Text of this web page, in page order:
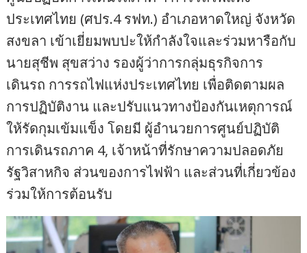
ประเทศไทย (ศปร.4 รฟท.) อำเภอหาดใหญ่ จังหวัด
สงขลา เข้าเยี่ยมพบปะให้กำลังใจและร่วมหารือกับ
นายสุชีพ สุขสว่าง รองผู้ว่าการกลุ่มธุรกิจการ
เดินรถ การรถไฟแห่งประเทศไทย เพื่อติดตามผล
การปฏิบัติงาน และปรับแนวทางป้องกันเหตุการณ์
ให้รัดกุมเข้มแข็ง โดยมี ผู้อำนวยการศูนย์ปฏิบัติ
การเดินรถภาค 4, เจ้าหน้าที่รักษาความปลอดภัย
รัฐวิสาหกิจ ส่วนของการไฟฟ้า และส่วนที่เกี่ยวข้อง
ร่วมให้การต้อนรับ